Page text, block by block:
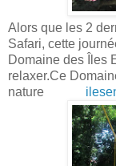
Alors que les 2
Safari, cette
Domaine des Îles
relaxer.Ce
nature